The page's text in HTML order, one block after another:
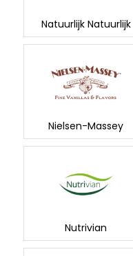
Natuurlijk Natuurlijk
Nielsen-Massey
Nutrivian